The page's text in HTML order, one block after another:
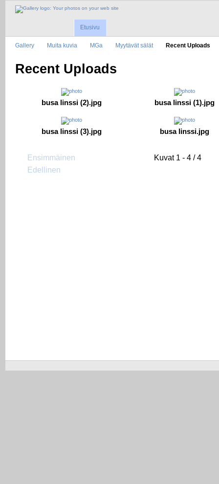
Etusivu
Gallery Muita kuvia MGa Myytävät sälät Recent Uploads
Recent Uploads
busa linssi (2).jpg busa linssi (1).jpg
busa linssi (3).jpg busa linssi.jpg
Ensimmäinen
Edellinen
Kuvat 1 - 4 / 4